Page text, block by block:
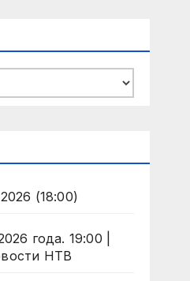
(18:00)
года. 19:00 |
НТВ